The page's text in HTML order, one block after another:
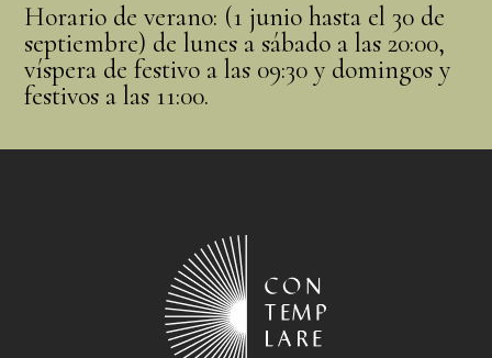
Horario de verano: (1 junio hasta el 30 de
septiembre) de lunes a sábado a las 20:00,
víspera de festivo a las 09:30 y domingos y
festivos a las 11:00.